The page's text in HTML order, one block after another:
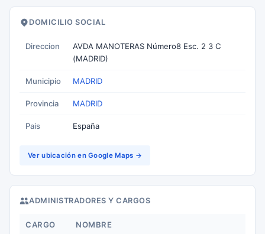
DOMICILIO SOCIAL
Direccion
AVDA MANOTERAS Número8 Esc. 2 3 C
(MADRID)
Municipio MADRID
Provincia MADRID
Pais España
Ver ubicación en Google Maps →
ADMINISTRADORES Y CARGOS
CARGO NOMBRE